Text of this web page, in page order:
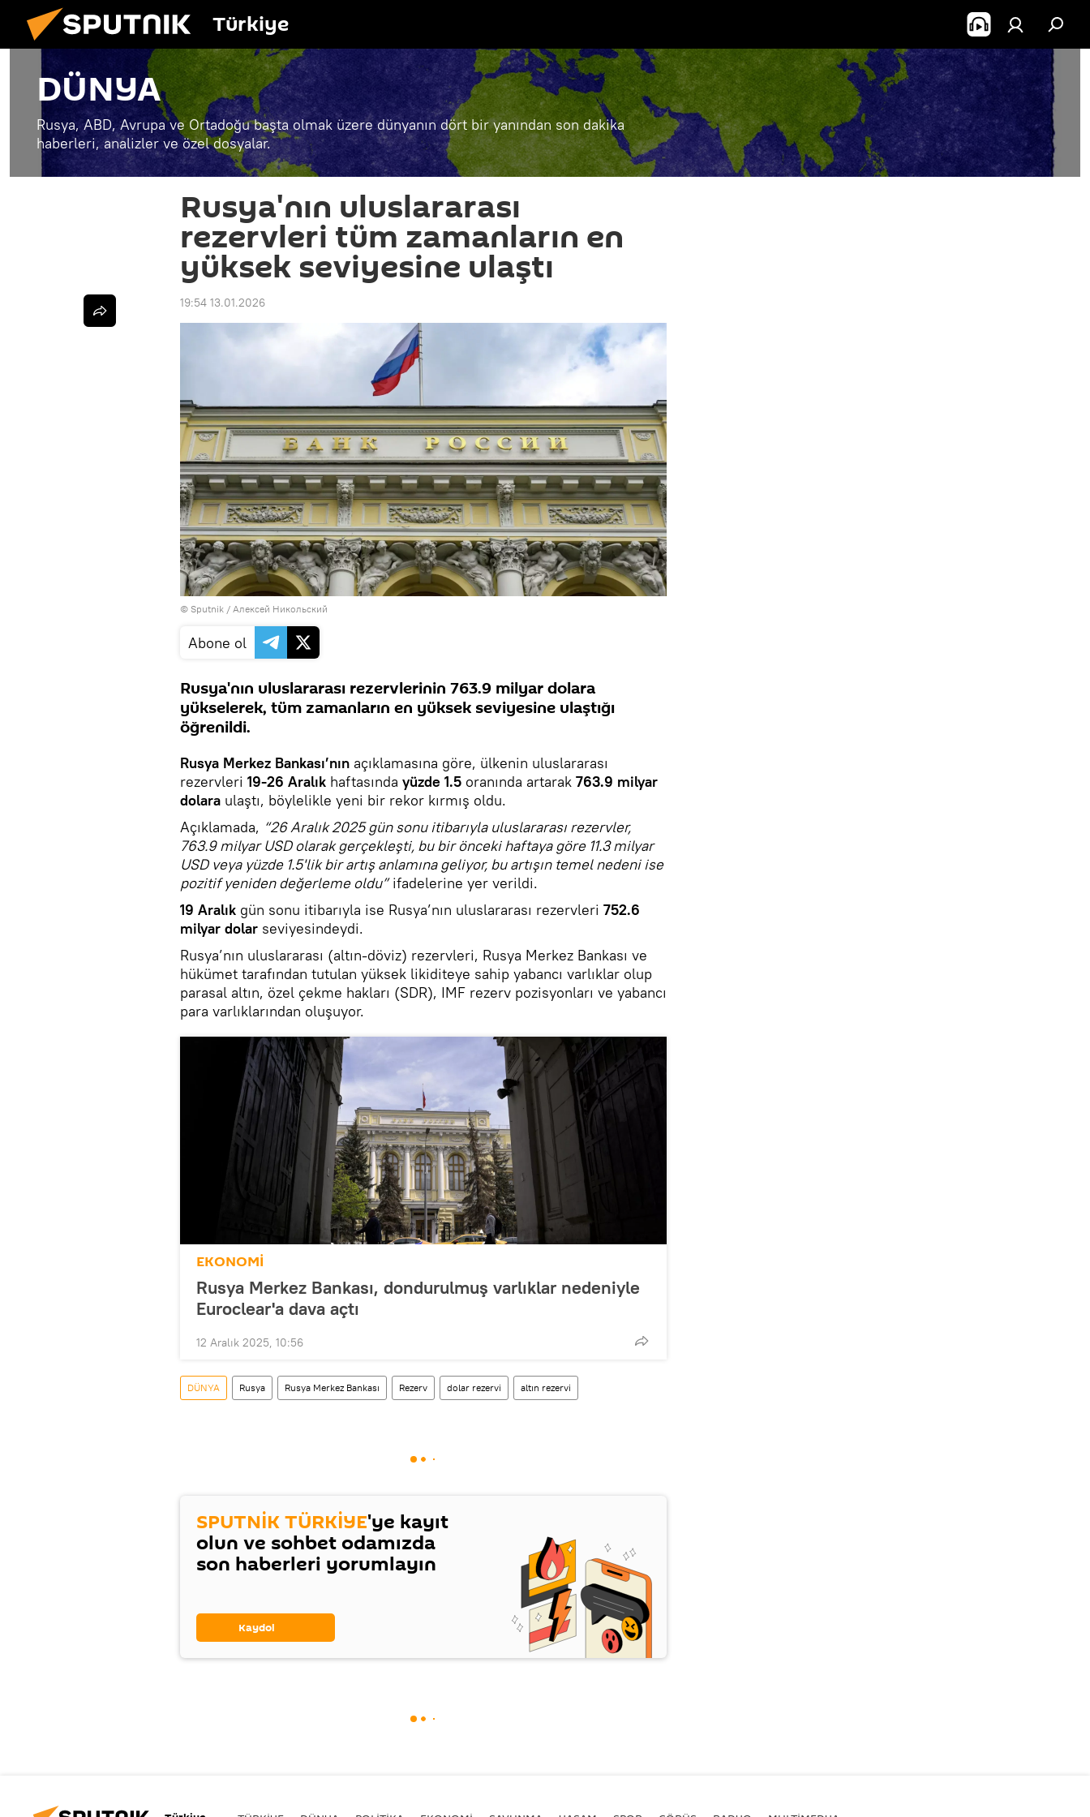
Türkiye
DÜNYA
Rusya, ABD, Avrupa ve Ortadoğu başta olmak üzere dünyanın dört bir yanından son dakika
haberleri, analizler ve özel dosyalar.
Rusya'nın uluslararası
rezervleri tüm zamanların en
yüksek seviyesine ulaştı
19:54 13.01.2026
© Sputnik / Алексей Никольский
Abone ol
Rusya'nın uluslararası rezervlerinin 763.9 milyar dolara
yükselerek, tüm zamanların en yüksek seviyesine ulaştığı
öğrenildi.
Rusya Merkez Bankası’nın açıklamasına göre, ülkenin uluslararası
rezervleri 19-26 Aralık haftasında yüzde 1.5 oranında artarak 763.9 milyar
dolara ulaştı, böylelikle yeni bir rekor kırmış oldu.
Açıklamada, “26 Aralık 2025 gün sonu itibarıyla uluslararası rezervler,
763.9 milyar USD olarak gerçekleşti, bu bir önceki haftaya göre 11.3 milyar
USD veya yüzde 1.5'lik bir artış anlamına geliyor, bu artışın temel nedeni ise
pozitif yeniden değerleme oldu”ifadelerine yer verildi.
19 Aralık gün sonu itibarıyla ise Rusya’nın uluslararası rezervleri 752.6
milyar dolar seviyesindeydi.
Rusya’nın uluslararası (altın-döviz) rezervleri, Rusya Merkez Bankası ve
hükümet tarafından tutulan yüksek likiditeye sahip yabancı varlıklar olup
parasal altın, özel çekme hakları (SDR), IMF rezerv pozisyonları ve yabancı
para varlıklarından oluşuyor.
EKONOMİ
Rusya Merkez Bankası, dondurulmuş varlıklar nedeniyle
Euroclear'a dava açtı
12 Aralık 2025, 10:56
DÜNYA Rusya Rusya Merkez Bankası Rezerv dolar rezervi altın rezervi
SPUTNİK TÜRKİYE'ye kayıt
olun ve sohbet odamızda
son haberleri yorumlayın
Kaydol